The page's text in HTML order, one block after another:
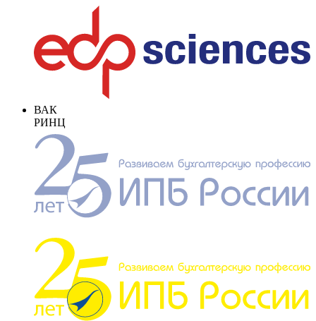
ВАК
РИНЦ